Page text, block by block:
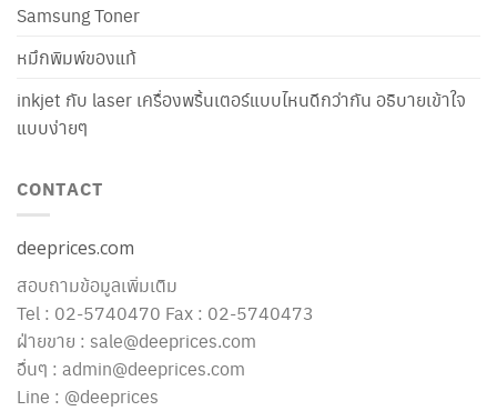
Samsung Toner
หมึกพิมพ์ของแท้
inkjet กับ laser เครื่องพริ้นเตอร์แบบไหนดีกว่ากัน อธิบายเข้าใจ
แบบง่ายๆ
CONTACT
deeprices.com
สอบถามข้อมูลเพิ่มเติม
Tel : 02-5740470 Fax : 02-5740473
ฝ่ายขาย : sale@deeprices.com
อื่นๆ : admin@deeprices.com
Line : @deeprices